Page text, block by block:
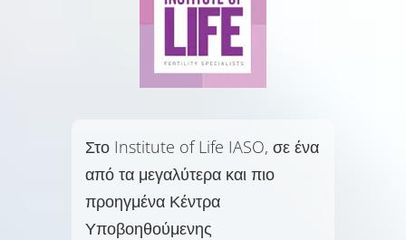
Στο Institute of Life IASO, σε ένα
από τα μεγαλύτερα και πιο
προηγμένα Κέντρα
Υποβοηθούμενης